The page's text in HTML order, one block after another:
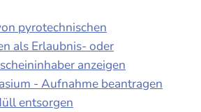
pyrotechnischen
als Erlaubnis- oder
anzeigen
- Aufnahme beantragen
entsorgen